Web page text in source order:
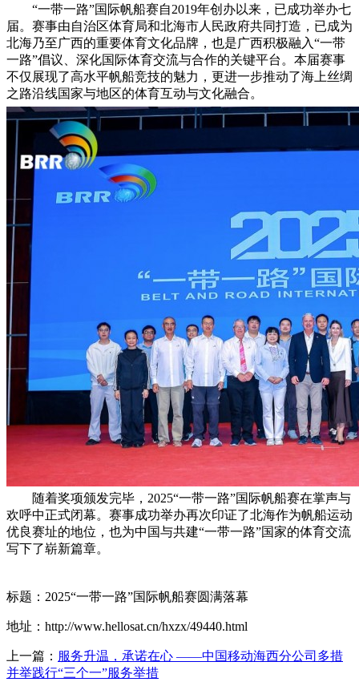
“一带一路”国际帆船赛自2019年创办以来，已成功举办七
届。赛事由自治区体育局和北海市人民政府共同打造，已成为
北海乃至广西的重要体育文化品牌，也是广西积极融入“一带
一路”倡议、深化国际体育交流与合作的关键平台。本届赛事
不仅展现了高水平帆船竞技的魅力，更进一步推动了海上丝绸
之路沿线国家与地区的体育互动与文化融合。
随着奖项颁发完毕，2025“一带一路”国际帆船赛在掌声与
欢呼中正式闭幕。赛事成功举办再次印证了北海作为帆船运动
优良赛址的地位，也为中国与共建“一带一路”国家的体育交流
写下了崭新篇章。
标题：2025“一带一路”国际帆船赛圆满落幕
地址：http://www.hellosat.cn/hxzx/49440.html
上一篇： 服务升温，承诺在心 ——中国移动海西分公司多措
并举践行“三个一”服务举措